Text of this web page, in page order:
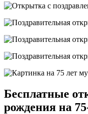
Бесплатные
рождения на